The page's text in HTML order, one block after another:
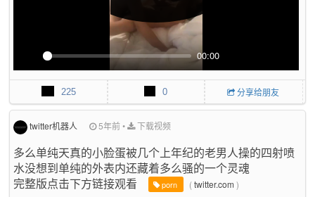
P
l
y
00:00
M
u
e
P
I
P
E
n
e
u
225 0 分享给朋友
twitter机器人 5年前• 下载视频
多么单纯天真的小脸蛋被几个上年纪的老男人操的四射喷
水没想到单纯的外表内还藏着多么骚的一个灵魂
完整版点击下方链接观看
porn (twitter.com)